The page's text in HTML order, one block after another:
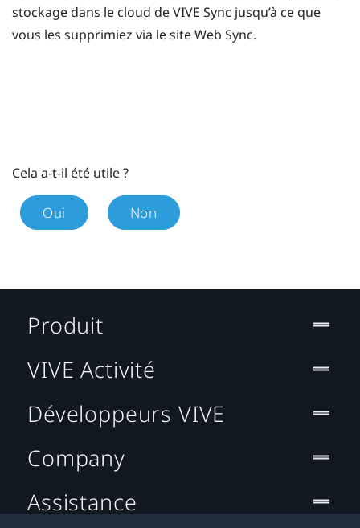
stockage dans le cloud deVIVE Sync jusqu’à ce que
vous les supprimiez via le site Web Sync.
Cela a-t-il été utile ?
Oui Non
Produit
VIVE Activité
Développeurs VIVE
Company
Assistance